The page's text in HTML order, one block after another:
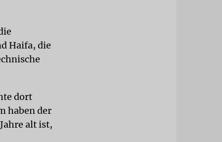
Haifa, die
dort
haben der
alt ist,